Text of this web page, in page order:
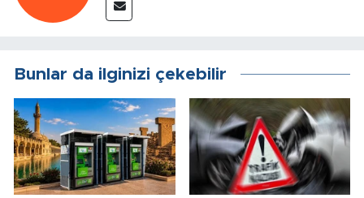
Bunlar da ilginizi çekebilir